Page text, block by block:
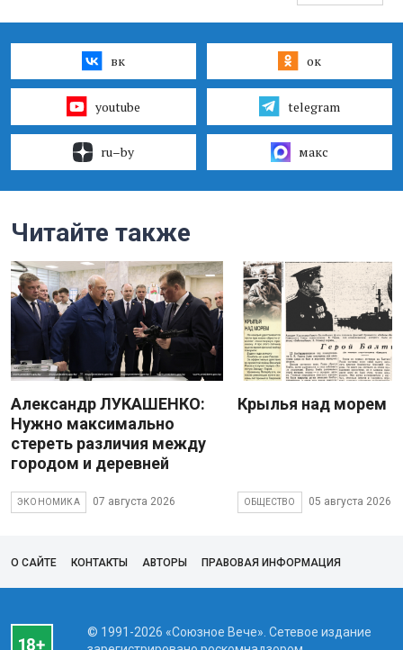
вк ок
youtube telegram
ru–by макс
Читайте также
Александр ЛУКАШЕНКО:
Нужно максимально
стереть различия между
городом и деревней
ЭКОНОМИКА 07 августа 2026
Крылья над морем
ОБЩЕСТВО 05 августа 2026
О САЙТЕ КОНТАКТЫ АВТОРЫ ПРАВОВАЯ ИНФОРМАЦИЯ
© 1991-2026 «Союзное Вече». Сетевое издание